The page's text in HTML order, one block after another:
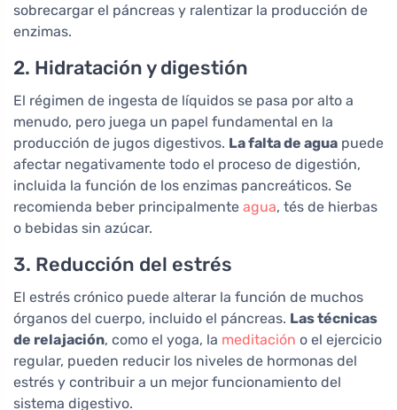
sobrecargar el páncreas y ralentizar la producción de
enzimas.
2. Hidratación y digestión
El régimen de ingesta de líquidos se pasa por alto a
menudo, pero juega un papel fundamental en la
producción de jugos digestivos. La falta de agua puede
afectar negativamente todo el proceso de digestión,
incluida la función de los enzimas pancreáticos. Se
recomienda beber principalmente agua, tés de hierbas
o bebidas sin azúcar.
3. Reducción del estrés
El estrés crónico puede alterar la función de muchos
órganos del cuerpo, incluido el páncreas. Las técnicas
de relajación, como el yoga, la meditación o el ejercicio
regular, pueden reducir los niveles de hormonas del
estrés y contribuir a un mejor funcionamiento del
sistema digestivo.